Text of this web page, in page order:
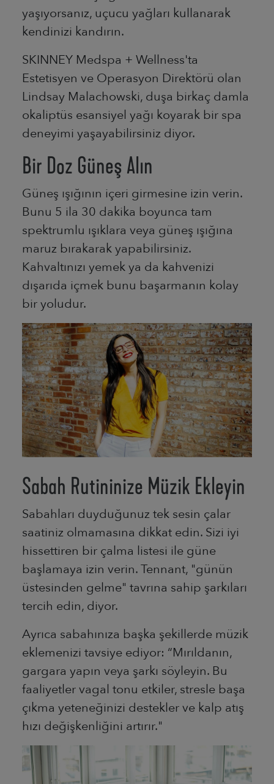
yaşıyorsanız, uçucu yağları kullanarak
kendinizi kandırın.
SKINNEY Medspa + Wellness'ta
Estetisyen ve Operasyon Direktörü olan
Lindsay Malachowski, duşa birkaç damla
okaliptüs esansiyel yağı koyarak bir spa
deneyimi yaşayabilirsiniz diyor.
Bir Doz Güneş Alın
Güneş ışığının içeri girmesine izin verin.
Bunu 5 ila 30 dakika boyunca tam
spektrumlu ışıklara veya güneş ışığına
maruz bırakarak yapabilirsiniz.
Kahvaltınızı yemek ya da kahvenizi
dışarıda içmek bunu başarmanın kolay
bir yoludur.
Sabah Rutininize Müzik Ekleyin
Sabahları duyduğunuz tek sesin çalar
saatiniz olmamasına dikkat edin. Sizi iyi
hissettiren bir çalma listesi ile güne
başlamaya izin verin. Tennant, "günün
üstesinden gelme" tavrına sahip şarkıları
tercih edin, diyor.
Ayrıca sabahınıza başka şekillerde müzik
eklemenizi tavsiye ediyor: “Mırıldanın,
gargara yapın veya şarkı söyleyin. Bu
faaliyetler vagal tonu etkiler, stresle başa
çıkma yeteneğinizi destekler ve kalp atış
hızı değişkenliğini artırır."